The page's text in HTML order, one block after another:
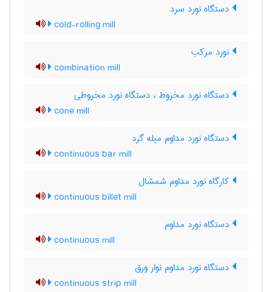
دستگاه نورد سرد
cold-rolling mill
نورد مرکب
combination mill
دستگاه نورد مخروط ، دستگاه نورد مخروطی
cone mill
دستگاه نورد مداوم میله گرد
continuous bar mill
کارگاه نورد مداوم شمشال
continuous billet mill
دستگاه نورد مداوم
continuous mill
دستگاه نورد مداوم نوار ورق
continuous strip mill